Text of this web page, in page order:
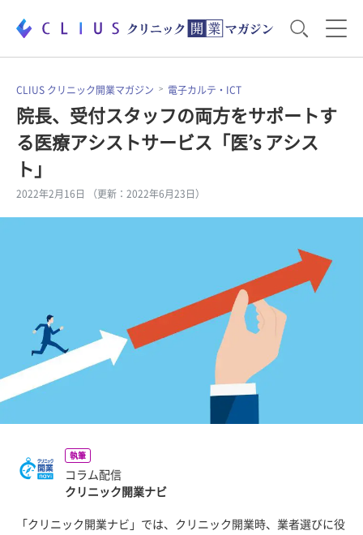
お役立ち資料 運営・経営のポイント
開業医のリアル 開業準備で大事なこと
CLIUS クリニック開業マガジン 電子カルテ・ICT
院長、受付スタッフの両方をサポートす
る医療アシストサービス「医’s アシス
ト」
2022年2月16日 （更新：2022年6月23日）
執筆
コラム配信
クリニック開業ナビ
「クリニック開業ナビ」では、クリニック開業時、業者選びに役